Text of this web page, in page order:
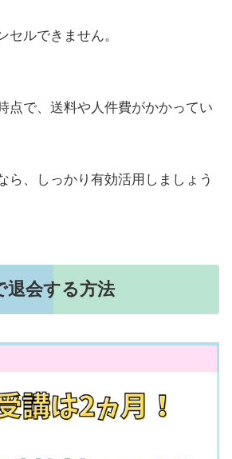
セルできません。
点で、送料や人件費がかかってい
ら、しっかり有効活用しましょう
退会する方法